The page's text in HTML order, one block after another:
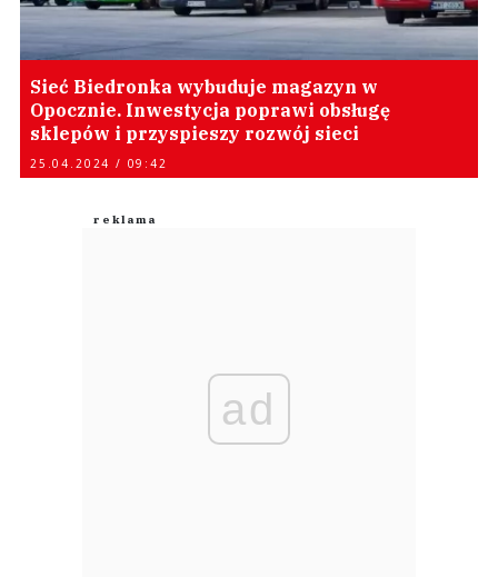
Sieć Biedronka wybuduje magazyn w
Opocznie. Inwestycja poprawi obsługę
sklepów i przyspieszy rozwój sieci
25.04.2024 / 09:42
ad